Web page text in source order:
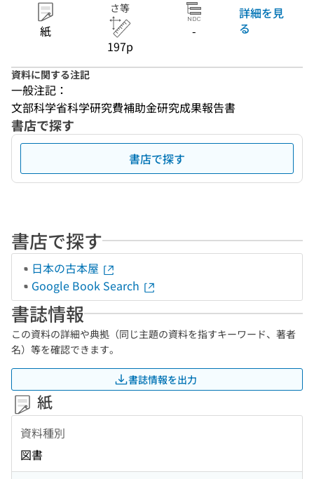
紙
さ等
197p
-
詳細を見
る
資料に関する注記
一般注記：
文部科学省科学研究費補助金研究成果報告書
書店で探す
書店で探す
書店で探す
日本の古本屋
Google Book Search
書誌情報
この資料の詳細や典拠（同じ主題の資料を指すキーワード、著者
名）等を確認できます。
書誌情報を出力
紙
資料種別
図書